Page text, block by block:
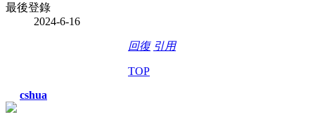
最後登錄
2024-6-16
回復 引用
TOP
cshua